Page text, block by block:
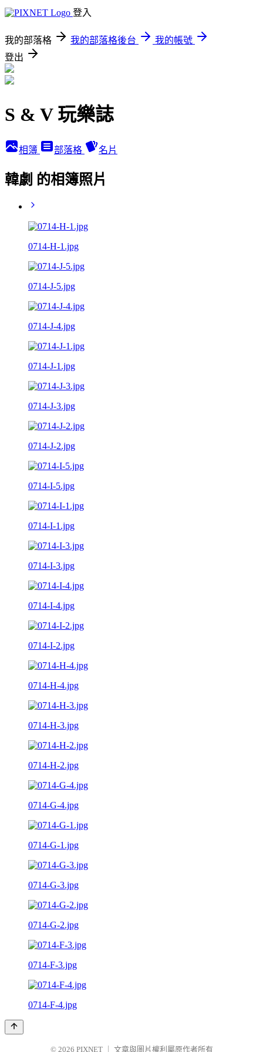
登入
我的部落格 我的部落格後台
我的帳號
登出
S & V 玩樂誌
相簿 部落格 名片
韓劇 的相簿照片
0714-H-1.jpg
0714-J-5.jpg
0714-J-4.jpg
0714-J-1.jpg
0714-J-3.jpg
0714-J-2.jpg
0714-I-5.jpg
0714-I-1.jpg
0714-I-3.jpg
0714-I-4.jpg
0714-I-2.jpg
0714-H-4.jpg
0714-H-3.jpg
0714-H-2.jpg
0714-G-4.jpg
0714-G-1.jpg
0714-G-3.jpg
0714-G-2.jpg
0714-F-3.jpg
0714-F-4.jpg
© 2026 PIXNET 文章與圖片權利屬原作者所有